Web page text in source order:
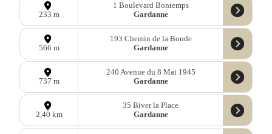
233 m
1 Boulevard Bontemps
Gardanne
566 m
193 Chemin de la Bonde
Gardanne
737 m
240 Avenue du 8 Mai 1945
Gardanne
2,40 km
35 Biver la Place
Gardanne